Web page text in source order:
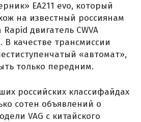
ЕА211 evo, который
на известный россиянам
двигатель CWVA
В качестве трансмиссии
«автомат»,
только передним.
российских классифайдах
сотен объявлений о
VAG с китайского